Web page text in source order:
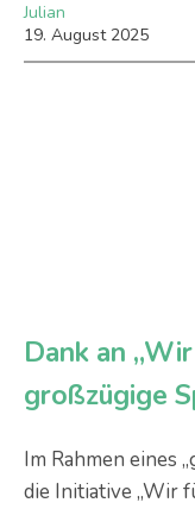
Julian
19. August 2025
Dank an
großzügige
Im Rahmen eines
die Initiative „Wir